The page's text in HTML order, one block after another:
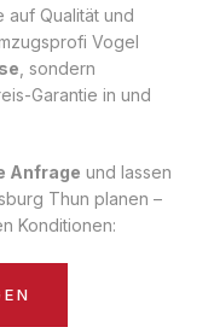
auf Qualität und
Vogel
, sondern
Garantie in und
Anfrage und lassen
Thun planen –
Konditionen: